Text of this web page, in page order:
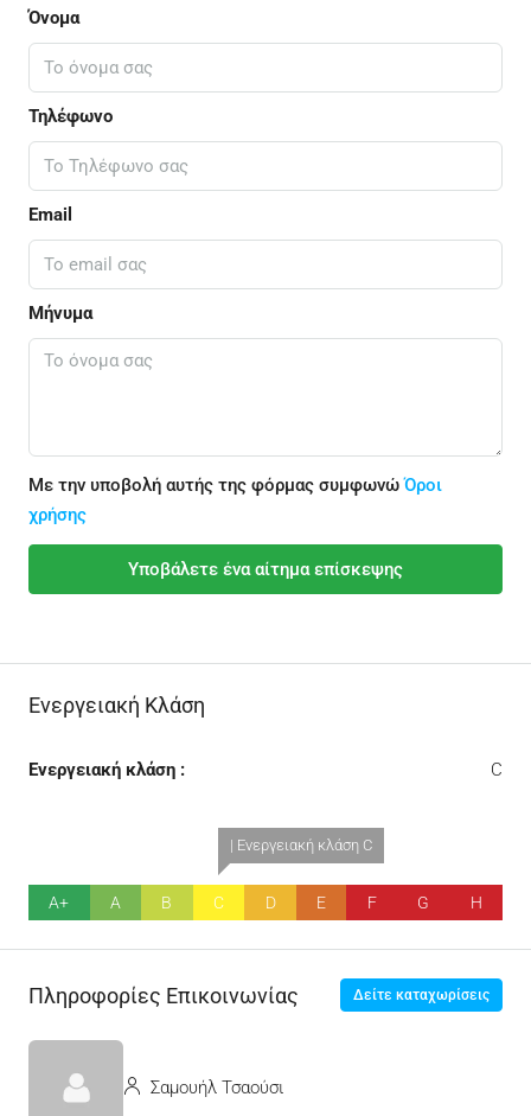
Όνομα
Τηλέφωνο
Email
Μήνυμα
Με την υποβολή αυτής της φόρμας συμφωνώΌροι
χρήσης
Υποβάλετε ένα αίτημα επίσκεψης
Ενεργειακή Κλάση
Ενεργειακή κλάση : C
A+ A B
| Ενεργειακή κλάση C
C D E F G H
Πληροφορίες Επικοινωνίας Δείτε καταχωρίσεις
Σαμουήλ Τσαούσι